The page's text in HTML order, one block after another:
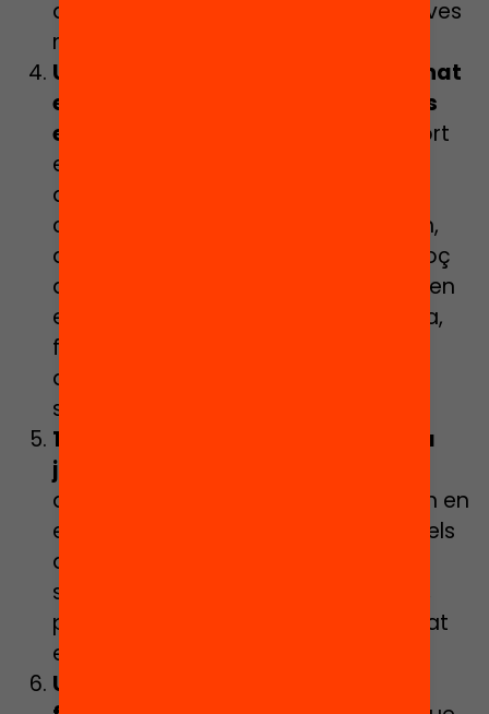
detecció de les necessitats educatives
molt més acurat.
Una eina d’identificació de l’alumnat
en risc d’abandonament per a tots
els centres educatius
amb un suport
extraordinari per a les Comissions
d’Atenció a la Diversitat (CADs) dels
centres més vulnerables. Així podran,
d’una banda, fer una detecció precoç
d’alumnat en risc d’abandonament en
els centres educatius i, d’altra banda,
fer un desplegament preventiu
d’accions de manera ràpida,
simplificada i operativa.
11.000 “beques salari” anuals per a
joves d’entre 16 i 18 anys
desafavorides perquè es mantinguin en
el sistema educatiu. Es contemplen els
ajuts per a aquells que es troben en
situació de privació material severa,
però serien ampliables a tot l’alumnat
en situació de risc de pobresa.
Un sistema de “finançament per